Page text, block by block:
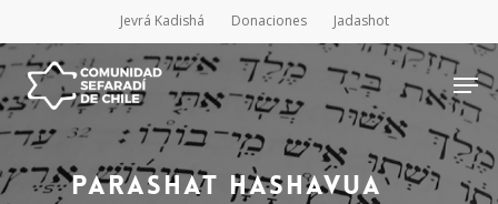
Jevrá Kadishá Donaciones Jadashot
Hit enter to search or ESC to close
Parashat Hashavua